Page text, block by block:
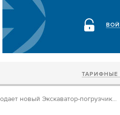
новый Экскаватор-погрузчик...